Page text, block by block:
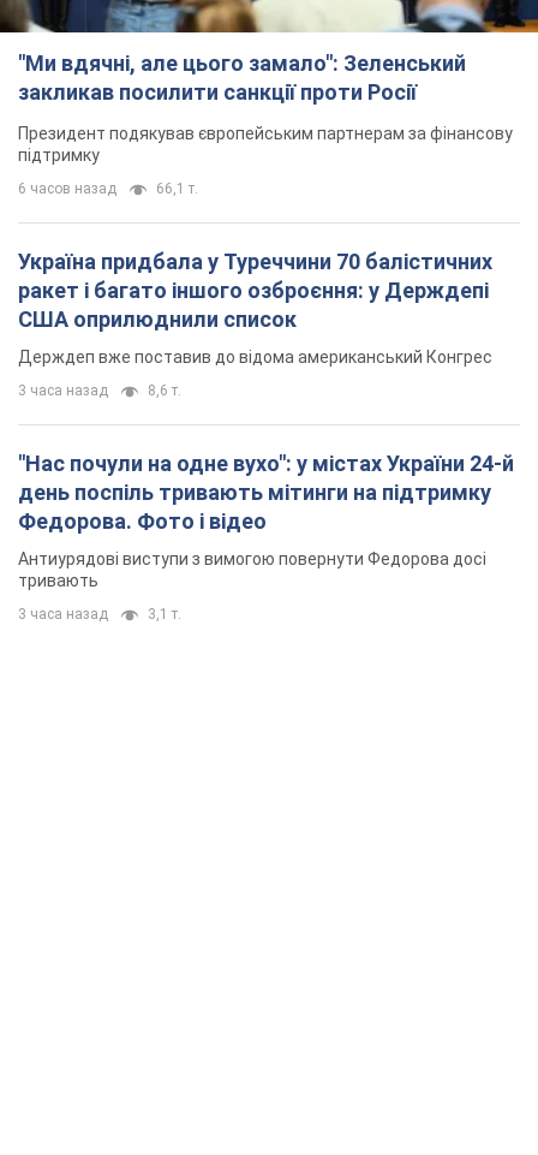
"Ми вдячні, але цього замало": Зеленський
закликав посилити санкції проти Росії
Президент подякував європейським партнерам за фінансову
підтримку
6 часов назад 66,1 т.
Україна придбала у Туреччини 70 балістичних
ракет і багато іншого озброєння: у Держдепі
США оприлюднили список
Держдеп вже поставив до відома американський Конгрес
3 часа назад 8,6 т.
"Нас почули на одне вухо": у містах України 24-й
день поспіль тривають мітинги на підтримку
Федорова. Фото і відео
Антиурядові виступи з вимогою повернути Федорова досі
тривають
3 часа назад 3,1 т.